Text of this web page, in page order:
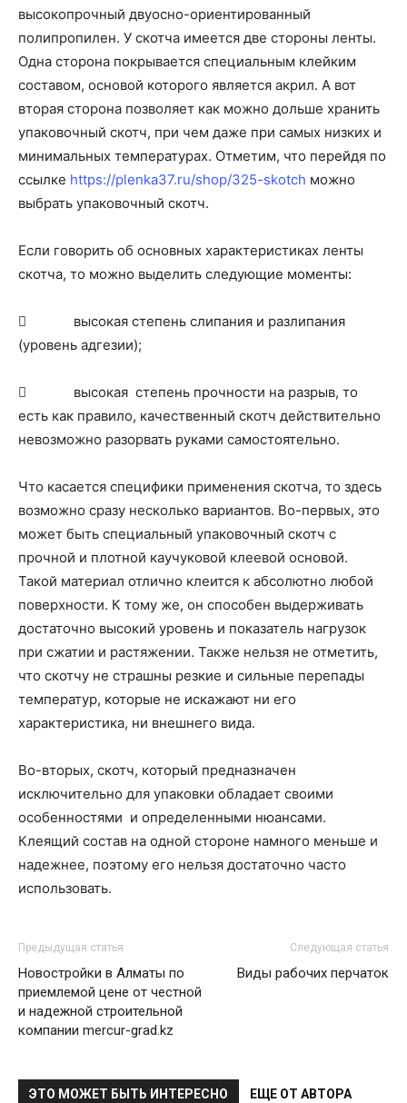
высокопрочный двуосно-ориентированный
полипропилен. У скотча имеется две стороны ленты.
Одна сторона покрывается специальным клейким
составом, основой которого является акрил. А вот
вторая сторона позволяет как можно дольше хранить
упаковочный скотч, при чем даже при самых низких и
минимальных температурах. Отметим, что перейдя по
ссылке https://plenka37.ru/shop/325-skotch можно
выбрать упаковочный скотч.
Если говорить об основных характеристиках ленты
скотча, то можно выделить следующие моменты:
 высокая степень слипания и разлипания
(уровень адгезии);
 высокая степень прочности на разрыв, то
есть как правило, качественный скотч действительно
невозможно разорвать руками самостоятельно.
Что касается специфики применения скотча, то здесь
возможно сразу несколько вариантов. Во-первых, это
может быть специальный упаковочный скотч с
прочной и плотной каучуковой клеевой основой.
Такой материал отлично клеится к абсолютно любой
поверхности. К тому же, он способен выдерживать
достаточно высокий уровень и показатель нагрузок
при сжатии и растяжении. Также нельзя не отметить,
что скотчу не страшны резкие и сильные перепады
температур, которые не искажают ни его
характеристика, ни внешнего вида.
Во-вторых, скотч, который предназначен
исключительно для упаковки обладает своими
особенностями и определенными нюансами.
Клеящий состав на одной стороне намного меньше и
надежнее, поэтому его нельзя достаточно часто
использовать.
Предыдущая статья
Новостройки в Алматы по
приемлемой цене от честной
и надежной строительной
компании mercur-grad.kz
Следующая статья
Виды рабочих перчаток
ЭТО МОЖЕТ БЫТЬ ИНТЕРЕСНО ЕЩЕ ОТ АВТОРА